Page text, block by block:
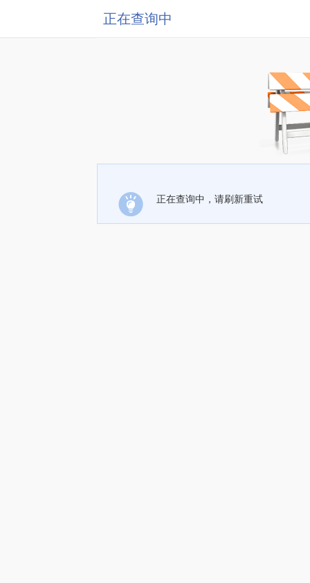
正在查询中
正在查询中，请刷新重试